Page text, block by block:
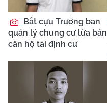
Bắt cựu Trưởng ban
quản lý chung cư lừa bán
căn hộ tái định cư